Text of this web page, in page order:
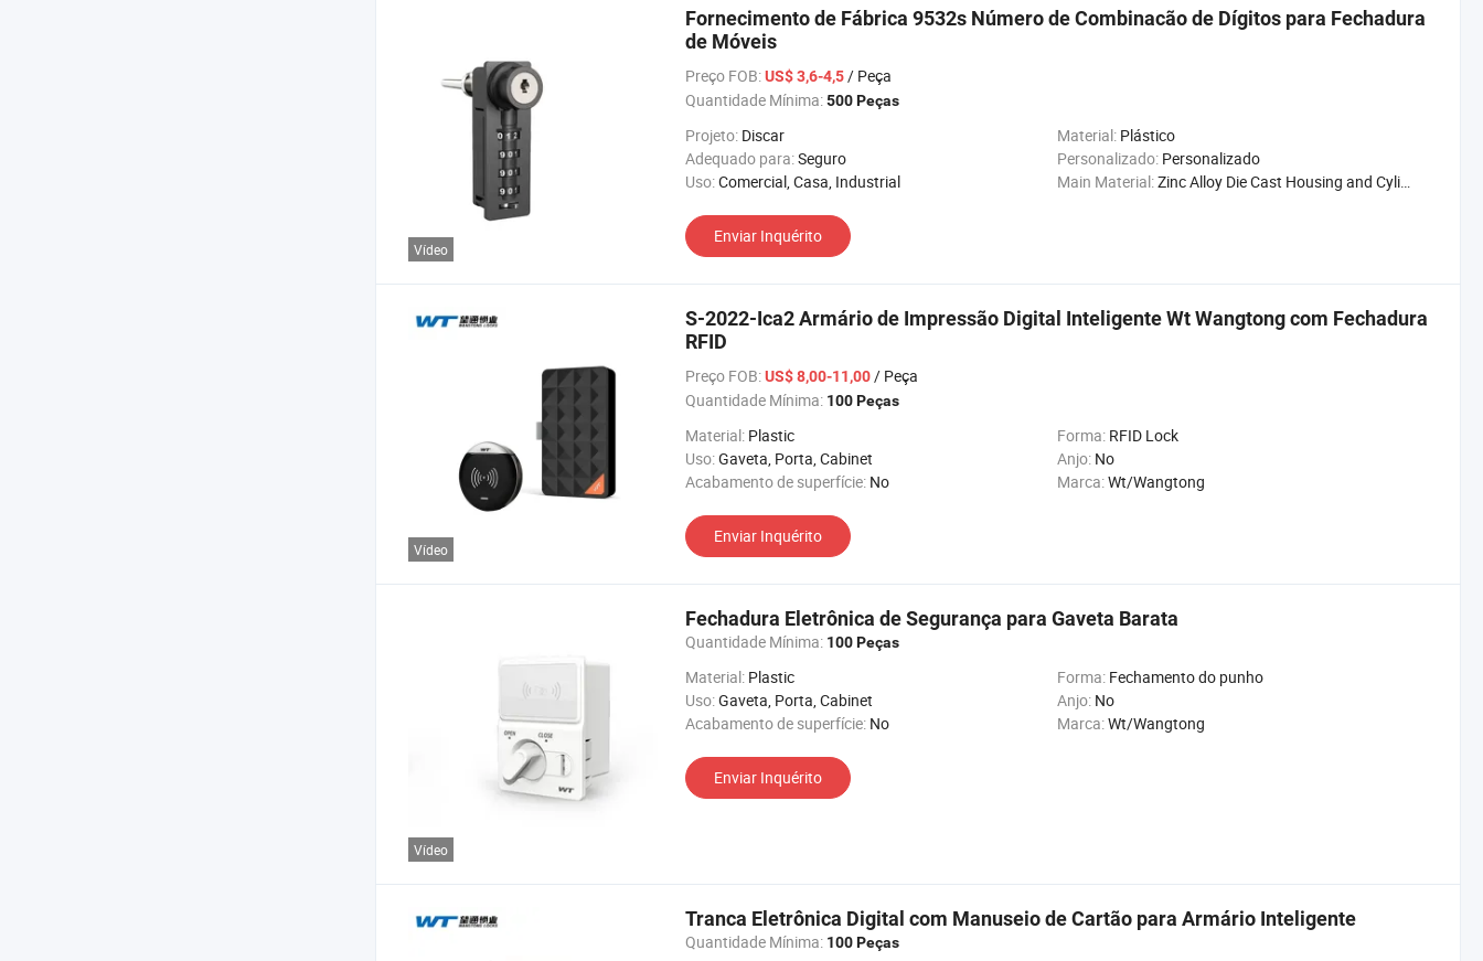
Vídeo
Fornecimento de Fábrica 9532s Número de Combinacão de Dígitos para Fechadura
de Móveis
Preço FOB:US$ 3,6-4,5/ Peça
Quantidade Mínima:500 Peças
Projeto: Discar Material: Plástico
Adequado para:Seguro Personalizado: Personalizado
Uso:Comercial, Casa, Industrial Main Material:Zinc Alloy Die Cast Housing and Cylinder
Enviar Inquérito
Vídeo
S-2022-Ica2 Armário de Impressão Digital Inteligente Wt Wangtong com Fechadura
RFID
Preço FOB:US$ 8,00-11,00/ Peça
Quantidade Mínima: 100 Peças
Material: Plastic Forma: RFID Lock
Uso:Gaveta, Porta, Cabinet Anjo: No
Acabamento de superfície: No Marca:Wt/Wangtong
Enviar Inquérito
Vídeo
Fechadura Eletrônica de Segurança para Gaveta Barata
Quantidade Mínima: 100 Peças
Material: Plastic Forma: Fechamento do punho
Uso:Gaveta, Porta, Cabinet Anjo: No
Acabamento de superfície: No Marca:Wt/Wangtong
Enviar Inquérito
Tranca Eletrônica Digital com Manuseio de Cartão para Armário Inteligente
Quantidade Mínima: 100 Peças